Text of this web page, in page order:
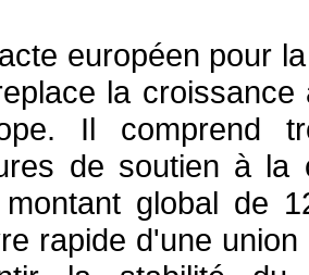
européen pour
la
Il comprend
de soutien à la
global de
rapide d'une